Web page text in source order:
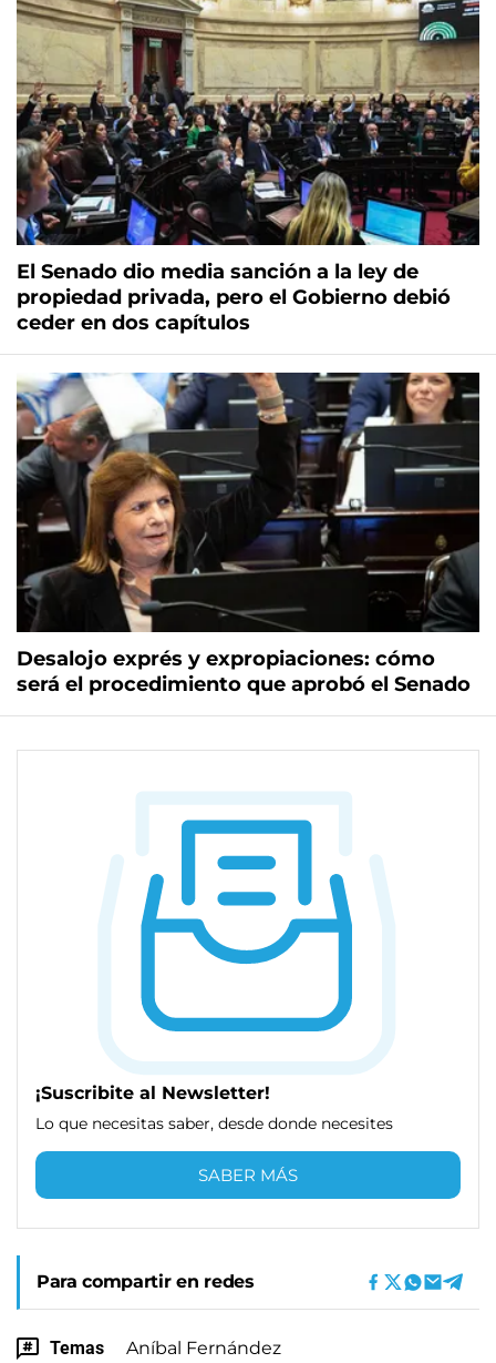
El Senado dio media sanción a la ley de
propiedad privada, pero el Gobierno debió
ceder en dos capítulos
Desalojo exprés y expropiaciones: cómo
será el procedimiento que aprobó el Senado
¡Suscribite al Newsletter!
Lo que necesitas saber, desde donde necesites
SABER MÁS
Para compartir en redes
Temas
Aníbal Fernández